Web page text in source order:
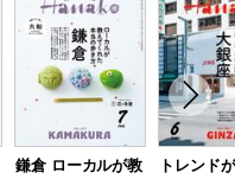
鎌倉 ローカルが教
トレンド